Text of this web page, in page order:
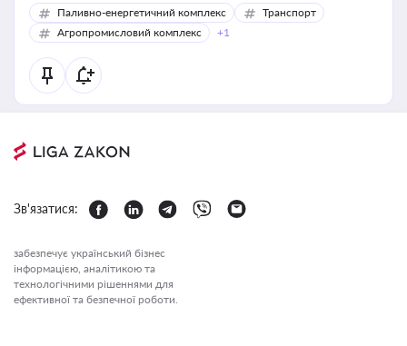
Паливно-енергетичний комплекс
Транспорт
Агропромисловий комплекс
+1
Зв'язатися:
забезпечує український бізнес
інформацією, аналітикою та
технологічними рішеннями для
ефективної та безпечної роботи.